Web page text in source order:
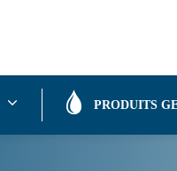
PRODUITS